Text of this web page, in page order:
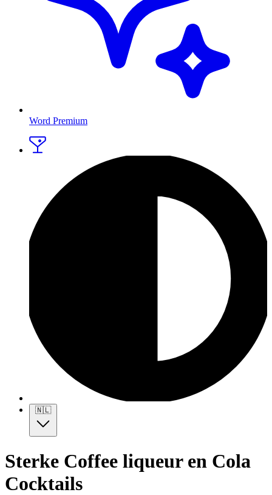
Word Premium
🇳🇱
Sterke Coffee liqueur en Cola
Cocktails